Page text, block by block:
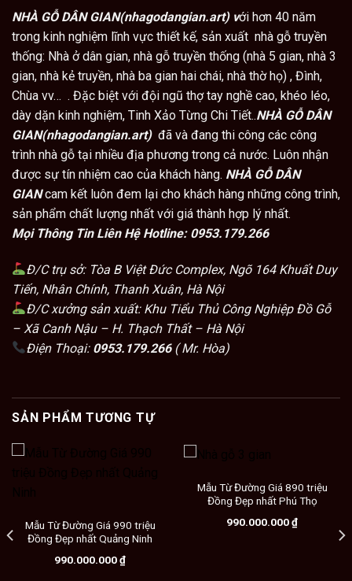
NHÀ GỖ DÂN GIAN(nhagodangian.art) với hơn 40 năm
trong kinh nghiệm lĩnh vực thiết kế, sản xuất nhà gỗ truyền
thống: Nhà ở dân gian, nhà gỗ truyền thống (nhà 5 gian, nhà 3
gian, nhà kẻ truyền, nhà ba gian hai chái, nhà thờ họ) , Đình,
Chùa vv… . Đặc biệt với đội ngũ thợ tay nghề cao, khéo léo,
dày dặn kinh nghiệm, Tinh Xảo Từng Chi Tiết..NHÀ GỖ DÂN
GIAN(nhagodangian.art) đã và đang thi công các công
trình nhà gỗ tại nhiều địa phương trong cả nước. Luôn nhận
được sự tín nhiệm cao của khách hàng. NHÀ GỖ DÂN
GIANcam kết luôn đem lại cho khách hàng những công trình,
sản phẩm chất lượng nhất với giá thành hợp lý nhất.
Mọi Thông Tin Liên Hệ Hotline: 0953.179.266
Đ/C trụ sở: Tòa B Việt Đức Complex, Ngõ 164 Khuất Duy
Tiến, Nhân Chính, Thanh Xuân, Hà Nội
Đ/C xưởng sản xuất: Khu Tiểu Thủ Công Nghiệp Đồ Gỗ
– Xã Canh Nậu – H. Thạch Thất – Hà Nội
Điện Thoại: 0953.179.266( Mr. Hòa)
SẢN PHẨM TƯƠNG TỰ
Mẫu Từ Đường Giá 990 triệu
Đồng Đẹp nhất Quảng Ninh
990.000.000₫
Mẫu Từ Đường Giá 890 triệu
Đồng Đẹp nhất Phú Thọ
990.000.000₫